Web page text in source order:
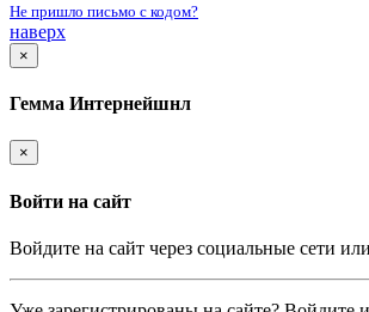
Не пришло письмо с кодом?
наверх
×
Гемма Интернейшнл
×
Войти на сайт
Войдите на сайт через социальные сети